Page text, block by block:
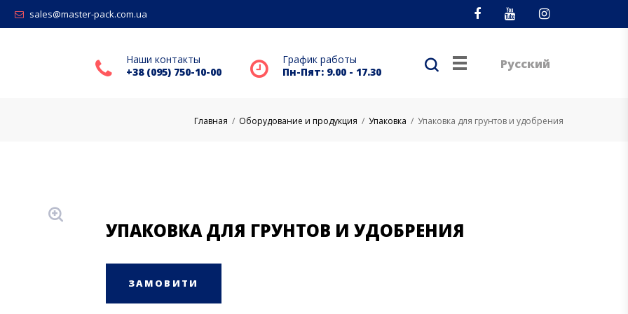
sales@master-pack.com.ua
Наши контакты
+38 (095) 750-10-00
График работы
Пн-Пят: 9.00 - 17.30
Русский
Главная / Оборудование и продукция / Упаковка / Упаковка для грунтов и удобрения
УПАКОВКА ДЛЯ ГРУНТОВ И УДОБРЕНИЯ
ЗАМОВИТИ